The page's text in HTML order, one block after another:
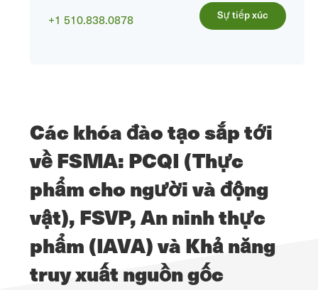
+1 510.838.0878 Sự tiếp xúc
Các khóa đào tạo sắp tới
về FSMA: PCQI (Thực
phẩm cho người và động
vật), FSVP, An ninh thực
phẩm (IAVA) và Khả năng
truy xuất nguồn gốc